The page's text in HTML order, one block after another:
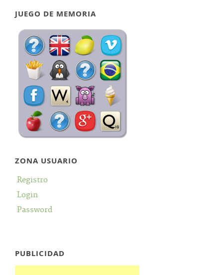
JUEGO DE MEMORIA
ZONA USUARIO
Registro
Login
Password
PUBLICIDAD